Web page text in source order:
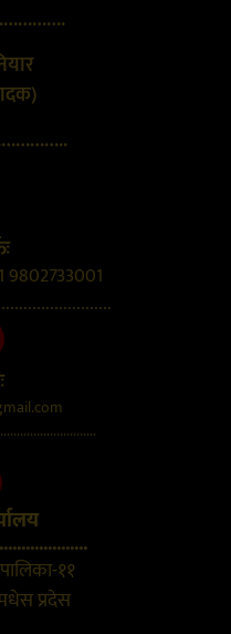
9802733001
११
मधेस प्रदेस